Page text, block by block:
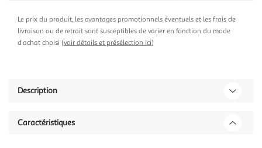
Le prix du produit, les avantages promotionnels éventuels et les frais de
livraison ou de retrait sont susceptibles de varier en fonction du mode
d'achat choisi (voir détails et présélection ici)
Description
Caractéristiques